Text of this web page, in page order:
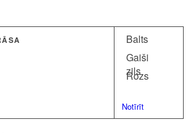
Balts
Gaiši
zils
Rozs
Notīrīt